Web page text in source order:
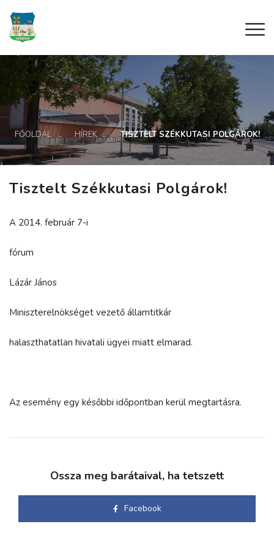
FŐOLDAL HÍREK TISZTELT SZÉKKUTASI POLGÁROK!
Tisztelt Székkutasi Polgárok!
A 2014. február 7-i
fórum
Lázár János
Miniszterelnökséget vezető államtitkár
halaszthatatlan hivatali ügyei miatt elmarad.
Az esemény egy későbbi időpontban kerül megtartásra.
Ossza meg barátaival, ha tetszett
Facebook